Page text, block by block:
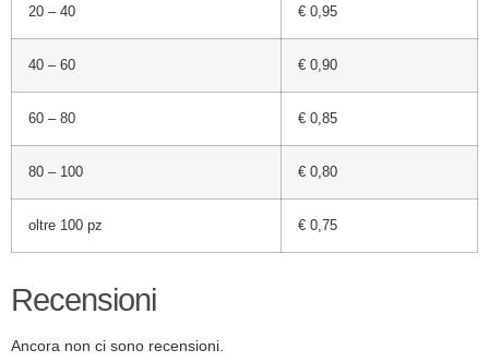
20 – 40 € 0,95
40 – 60 € 0,90
60 – 80 € 0,85
80 – 100 € 0,80
oltre 100 pz € 0,75
Recensioni
Ancora non ci sono recensioni.